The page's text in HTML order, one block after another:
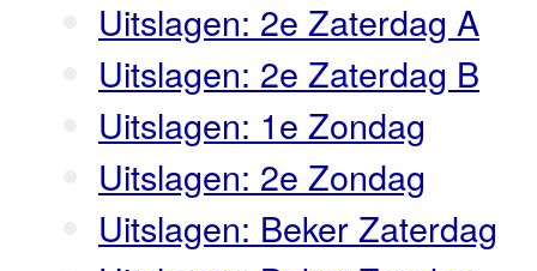
Uitslagen: 2e Zaterdag A
Uitslagen: 2e Zaterdag B
Uitslagen: 1e Zondag
Uitslagen: 2e Zondag
Uitslagen: Beker Zaterdag